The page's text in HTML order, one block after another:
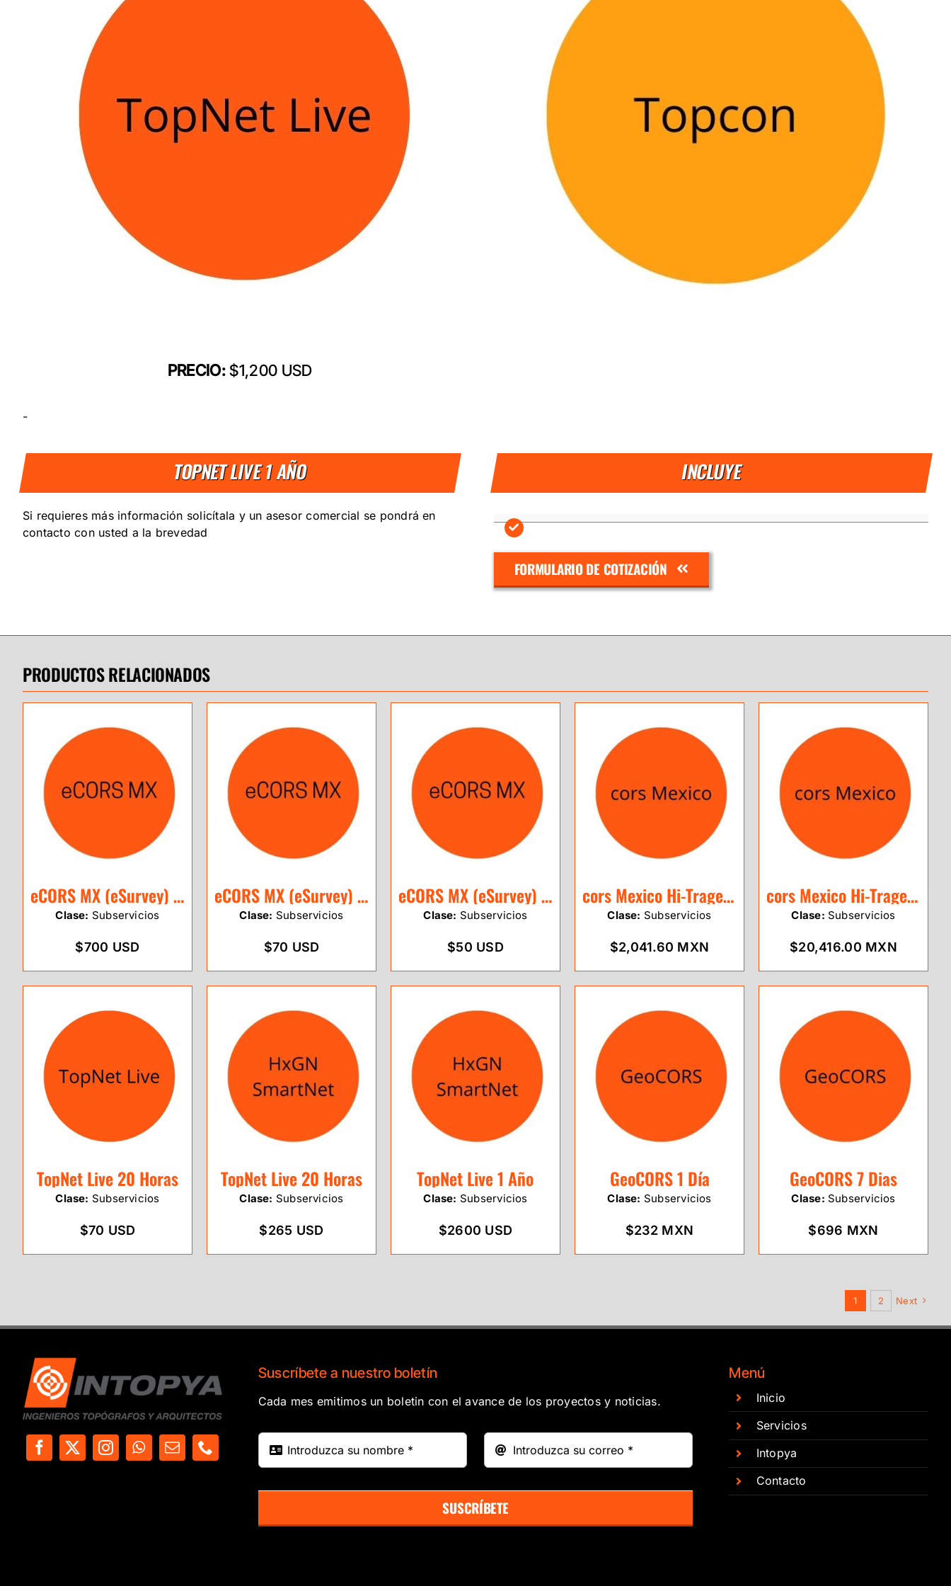
PRECIO:$1,200 USD
-
TOPNET LIVE 1 AÑO INCLUYE
Si requieres más información solicítala y un asesor comercial se pondrá en
contacto con usted a la brevedad
FORMULARIO DE COTIZACIÓN
PRODUCTOS RELACIONADOS
eCORS MX (eSurvey) 1 Año
Clase: Subservicios
$700 USD
eCORS MX (eSurvey) 1 Mes
Clase: Subservicios
$70 USD
eCORS MX (eSurvey) 20 Horas
Clase: Subservicios
$50 USD
cors Mexico Hi-Traget 1 Mes
Clase: Subservicios
$2,041.60 MXN
cors Mexico Hi-Traget 1 Año
Clase: Subservicios
$20,416.00 MXN
TopNet Live 20 Horas
Clase: Subservicios
$70 USD
TopNet Live 20 Horas
Clase: Subservicios
$265 USD
TopNet Live 1 Año
Clase: Subservicios
$2600 USD
GeoCORS 1 Día
Clase: Subservicios
$232 MXN
GeoCORS 7 Dias
Clase: Subservicios
$696 MXN
1 2 Next
Suscríbete a nuestro boletín
Cada mes emitimos un boletin con el avance de los proyectos y noticias.
SUSCRÍBETE
Menú
Inicio
Servicios
Intopya
Contacto